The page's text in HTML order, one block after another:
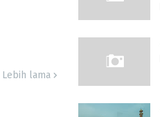
Lebih lama